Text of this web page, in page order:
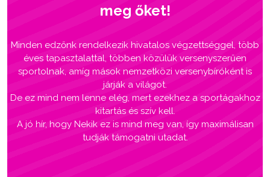
meg őket!
Minden edzőnk rendelkezik hivatalos végzettséggel, több
éves tapasztalattal, többen közülük versenyszerűen
sportolnak, amíg mások nemzetközi versenybíróként is
járják a világot.
De ez mind nem lenne elég, mert ezekhez a sportágakhoz
kitartás és szív kell.
A jó hír, hogy Nekik ez is mind meg van, így maximálisan
tudják támogatni utadat.